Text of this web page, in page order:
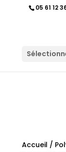
05 61 12
Accueil /